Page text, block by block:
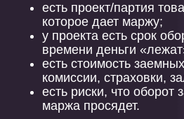
есть проект/партия
которое дает маржу;
у проекта есть срок
времени деньги
есть стоимость
комиссии, страховки,
есть риски, что оборот
маржа просядет.